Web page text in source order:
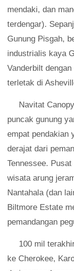
mendaki, dan
terdengar).
Gunung Pisgah,
industrialis kaya
Vanderbilt
terletak di
Navitat
puncak gunung
empat pendakian
derajat dari
Tennessee.
wisata arung
Nantahala (dan
Biltmore Estate
pemandangan
100 mil
ke Cherokee,